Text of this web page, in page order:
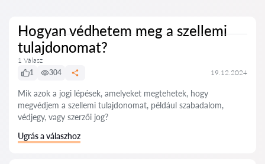
Hogyan védhetem meg a szellemi
tulajdonomat?
1 Válasz
1
304 19.12.2024
Mik azok a jogi lépések, amelyeket megtehetek, hogy
megvédjem a szellemi tulajdonomat, például szabadalom,
védjegy, vagy szerzői jog?
Ugrás a válaszhoz